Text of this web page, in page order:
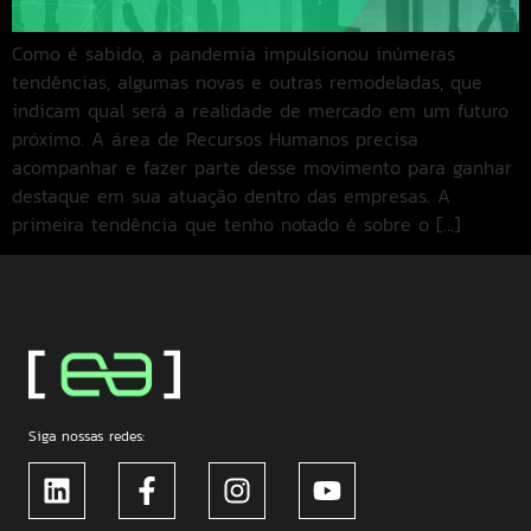
Como é sabido, a pandemia impulsionou inúmeras
tendências, algumas novas e outras remodeladas, que
indicam qual será a realidade de mercado em um futuro
próximo. A área de Recursos Humanos precisa
acompanhar e fazer parte desse movimento para ganhar
destaque em sua atuação dentro das empresas. A
primeira tendência que tenho notado é sobre o […]
Siga nossas redes: